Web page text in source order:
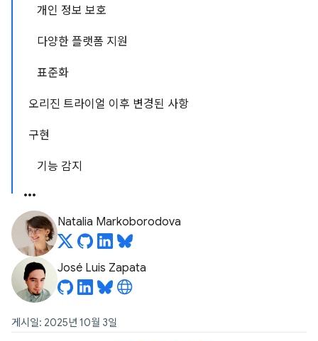
개인 정보 보호
다양한 플랫폼 지원
표준화
오리진 트라이얼 이후 변경된 사항
구현
기능 감지
Natalia Markoborodova
José Luis Zapata
게시일: 2025년 10월 3일